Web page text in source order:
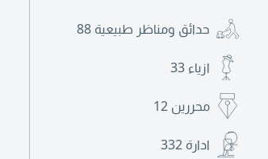
حدائق ومناظر طبيعية 88
ازياء 33
محررين 12
ادارة 332